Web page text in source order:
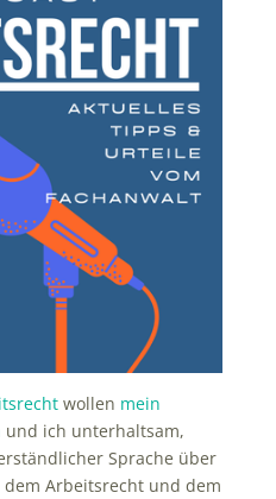
wollen mein
und ich unterhaltsam,
Sprache über
Arbeitsrecht und dem